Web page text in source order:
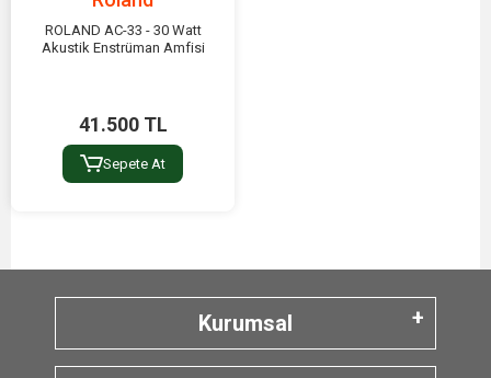
ROLAND AC-33 - 30 Watt
Akustik Enstrüman Amfisi
41.500 TL
Sepete At
Kurumsal